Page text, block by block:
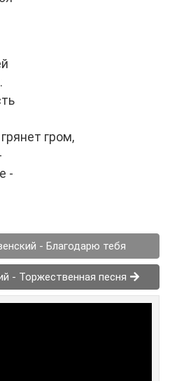
гром,
-
- Благодарю тебя
- Торжественная песня